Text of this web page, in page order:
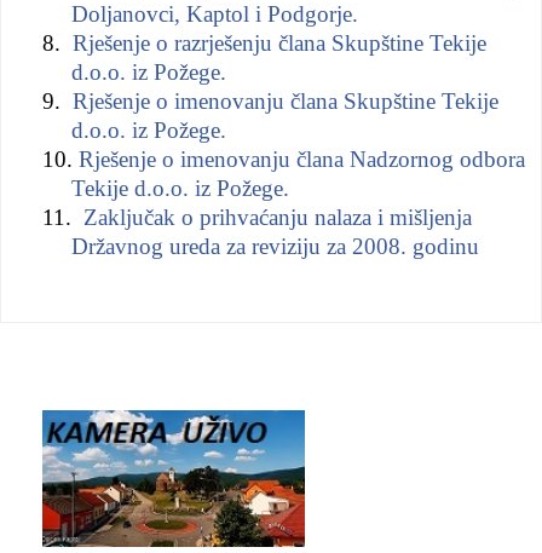
Doljanovci, Kaptol i Podgorje.
8. Rješenje o razrješenju člana Skupštine Tekije
d.o.o. iz Požege.
9. Rješenje o imenovanju člana Skupštine Tekije
d.o.o. iz Požege.
10. Rješenje o imenovanju člana Nadzornog odbora
Tekije d.o.o. iz Požege.
11. Zaključak o prihvaćanju nalaza i mišljenja
Državnog ureda za reviziju za 2008. godinu